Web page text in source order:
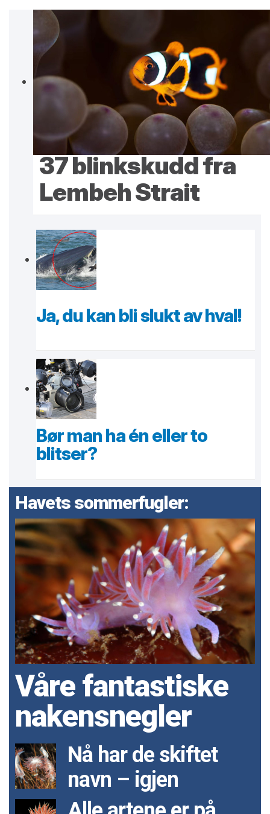
37 blinkskudd fra
Lembeh Strait
Ja, du kan bli slukt av hval!
Bør man ha én eller to
blitser?
Havets sommerfugler:
Våre fantastiske
nakensnegler
Nå har de skiftet
navn – igjen